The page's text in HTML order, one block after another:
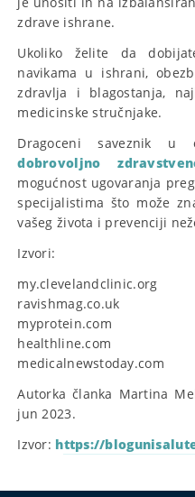
zdrave ishrane.
Ukoliko želite da
navikama u ishrani,
zdravlja i blagostanja,
medicinske stručnjake.
Dragoceni saveznik
dobrovoljno
mogućnost ugovaranja
specijalistima što može
vašeg života i prevenciji
Izvori:
my.clevelandclinic.org
ravishmag.co.uk
myprotein.com
healthline.com
medicalnewstoday.com
Autorka članka Martina
jun 2023.
Izvor: https://